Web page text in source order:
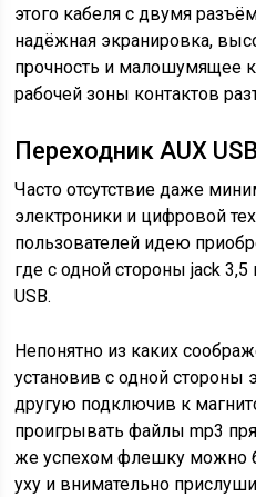
этого кабеля с двумя
надёжная экранировка,
прочность и малошумящее
рабочей зоны контактов
Переходник AUX USB
Часто отсутствие даже
электроники и цифровой
пользователей идею
где с одной стороны jack
USB.
Непонятно из каких
установив с одной стороны
другую подключив к
проигрывать файлы mp3
же успехом флешку можно
уху и внимательно